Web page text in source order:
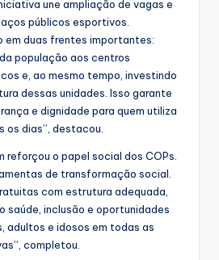
une ampliação de vagas e
públicos esportivos.
em duas frentes importantes:
população aos centros
e, ao mesmo tempo, investindo
dessas unidades. Isso garante
e dignidade para quem utiliza
os dias”, destacou.
reforçou o papel social dos COPs.
de transformação social.
com estrutura adequada,
saúde, inclusão e oportunidades
adultos e idosos em todas as
completou.